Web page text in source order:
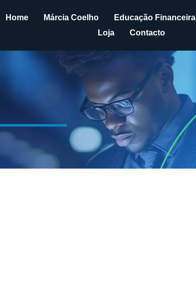
Home Márcia Coelho Educação Financeira
Loja
Contacto